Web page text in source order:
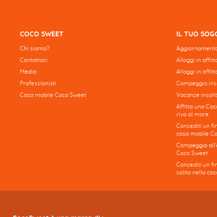
COCO SWEET
Chi siamo?
Contattaci
Media
Professionisti
Casa mobile Coco Sweet
IL TUO
Alloggi in
Alloggi in
Campeggio
Vacanze
Affitta una
riva al mare
Concediti un
casa mobile
Campeggio
Coco Sweet
Concediti un
solito nella